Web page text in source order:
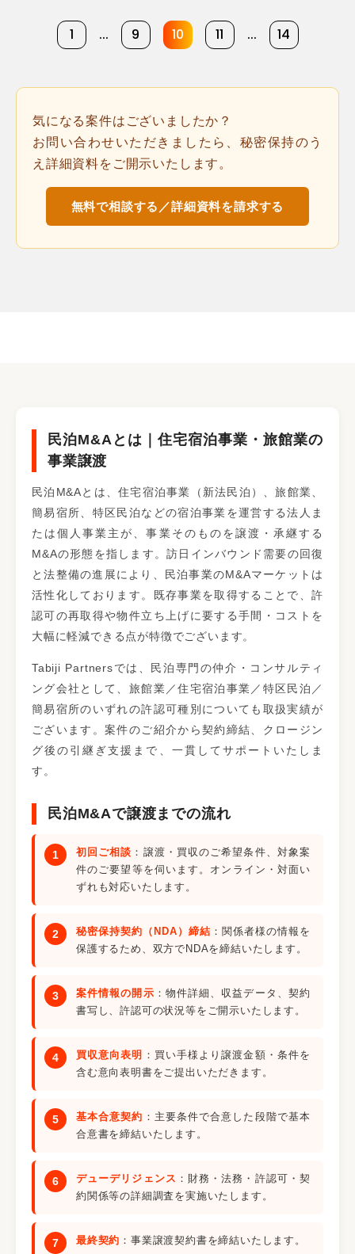
1 ... 9 10 11 ... 14
気になる案件はございましたか？
お問い合わせいただきましたら、秘密保持のう
え詳細資料をご開示いたします。
無料で相談する／詳細資料を請求する
民泊M&Aとは｜住宅宿泊事業・旅館業の
事業譲渡
民泊M&Aとは、住宅宿泊事業（新法民泊）、旅館業、
簡易宿所、特区民泊などの宿泊事業を運営する法人ま
たは個人事業主が、事業そのものを譲渡・承継する
M&Aの形態を指します。訪日インバウンド需要の回復
と法整備の進展により、民泊事業のM&Aマーケットは
活性化しております。既存事業を取得することで、許
認可の再取得や物件立ち上げに要する手間・コストを
大幅に軽減できる点が特徴でございます。
Tabiji Partnersでは、民泊専門の仲介・コンサルティ
ング会社として、旅館業／住宅宿泊事業／特区民泊／
簡易宿所のいずれの許認可種別についても取扱実績が
ございます。案件のご紹介から契約締結、クロージン
グ後の引継ぎ支援まで、一貫してサポートいたしま
す。
民泊M&Aで譲渡までの流れ
初回ご相談 ：譲渡・買収のご希望条件、対象案
件のご要望等を伺います。オンライン・対面い
ずれも対応いたします。
秘密保持契約（NDA）締結 ：関係者様の情報を
保護するため、双方でNDAを締結いたします。
案件情報の開示 ：物件詳細、収益データ、契約
書写し、許認可の状況等をご開示いたします。
買収意向表明 ：買い手様より譲渡金額・条件を
含む意向表明書をご提出いただきます。
基本合意契約 ：主要条件で合意した段階で基本
合意書を締結いたします。
デューデリジェンス ：財務・法務・許認可・契
約関係等の詳細調査を実施いたします。
最終契約 ：事業譲渡契約書を締結いたします。